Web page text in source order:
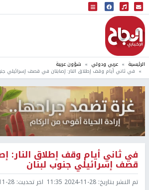
البث المباشر
إذاعة النجاح
الرئيسية عربي ودولي شؤون عربية
في ثاني أيام وقف إطلاق النار: إصابتان في قصف إسرائيلي
في ثاني أيام وقف إطلاق النار:
قصف إسرائيلي جنوب لبنان
تم النشر بتاريخ: 2024-11-28 11:35 اخر تحديث: 11:35